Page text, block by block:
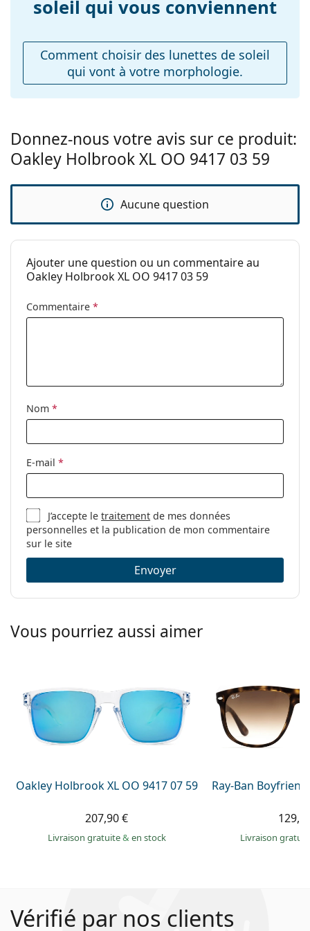
expositions solaires intenses sur la plage ou en ville.
Le chiffon fourni est idéal pour le nettoyage et
l'entretien des lunettes de soleil. Certains modèles
peuvent être livrés avec un sac en tissu au lieu d'un
découvrir d'autres modèles de marques populaires.
Largeur du pont:
18 mm
ajustables:
Non
Accessoires
Tissu de
nettoyage:
Oui
Pour hommes
Catégorie:
Lunettes de soleil
Utilisation:
Sport
Code:
OO 9417 941703 59
soleil qui vous conviennent
Comment choisir des lunettes de soleil
qui vont à votre morphologie.
Donnez-nous votre avis sur ce produit:
Oakley Holbrook XL OO 9417 03 59
Aucune question
Ajouter une question ou un commentaire au
Oakley Holbrook XL OO 9417 03 59
Commentaire *
Nom *
E-mail *
J’accepte letraitement de mes données
personnelles et la publication de mon commentaire
sur le site
Envoyer
Vous pourriez aussi aimer
Oakley Holbrook XL OO 9417 07 59
207,90 €
Livraison gratuite& en stock
Ray-Ban
Livraison
Vérifié par nos clients